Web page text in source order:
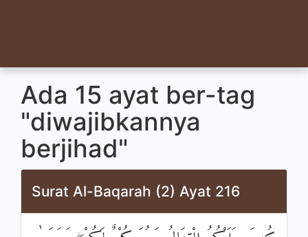
Ada 15 ayat ber-tag
"diwajibkannya
berjihad"
Surat Al-Baqarah (2) Ayat 216